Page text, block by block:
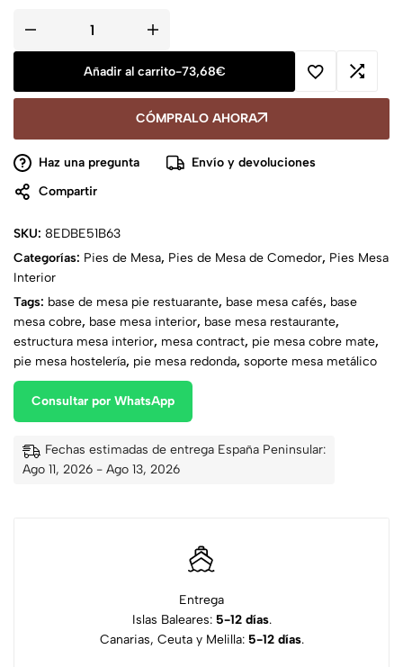
Añadir al carrito-73,68€
CÓMPRALO AHORA
Haz una pregunta
Envío y devoluciones
Compartir
SKU: 8EDBE51B63
Categorías: Pies de Mesa, Pies de Mesa de Comedor, Pies Mesa
Interior
Tags: base de mesa pie restuarante, base mesa cafés, base
mesa cobre, base mesa interior, base mesa restaurante,
estructura mesa interior, mesa contract, pie mesa cobre mate,
pie mesa hostelería, pie mesa redonda, soporte mesa metálico
Consultar por WhatsApp
Fechas estimadas de entrega España Peninsular:
Ago 11, 2026 - Ago 13, 2026
Entrega
Islas Baleares: 5-12 días.
Canarias, Ceuta y Melilla: 5-12 días.